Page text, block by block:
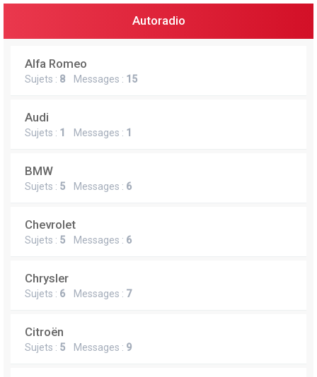
Autoradio
Alfa Romeo
Sujets : 8 Messages : 15
Audi
Sujets : 1 Messages : 1
BMW
Sujets : 5 Messages : 6
Chevrolet
Sujets : 5 Messages : 6
Chrysler
Sujets : 6 Messages : 7
Citroën
Sujets : 5 Messages : 9